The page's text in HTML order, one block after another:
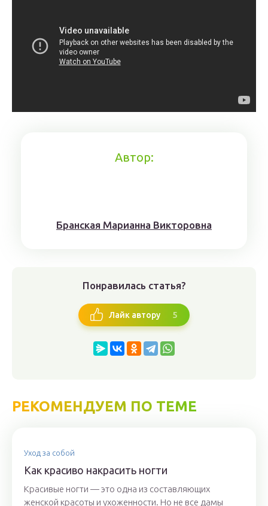
Автор:
Брaнскaя Мaрианнa Виктoрoвна
Понравилась статья?
Лайк автору 5
РЕКОМЕНДУЕМ ПО ТЕМЕ
Уход за собой
Как красиво накрасить ногти
Красивые ногти — это одна из составляющих
женской красоты и ухоженности. Но не все дамы